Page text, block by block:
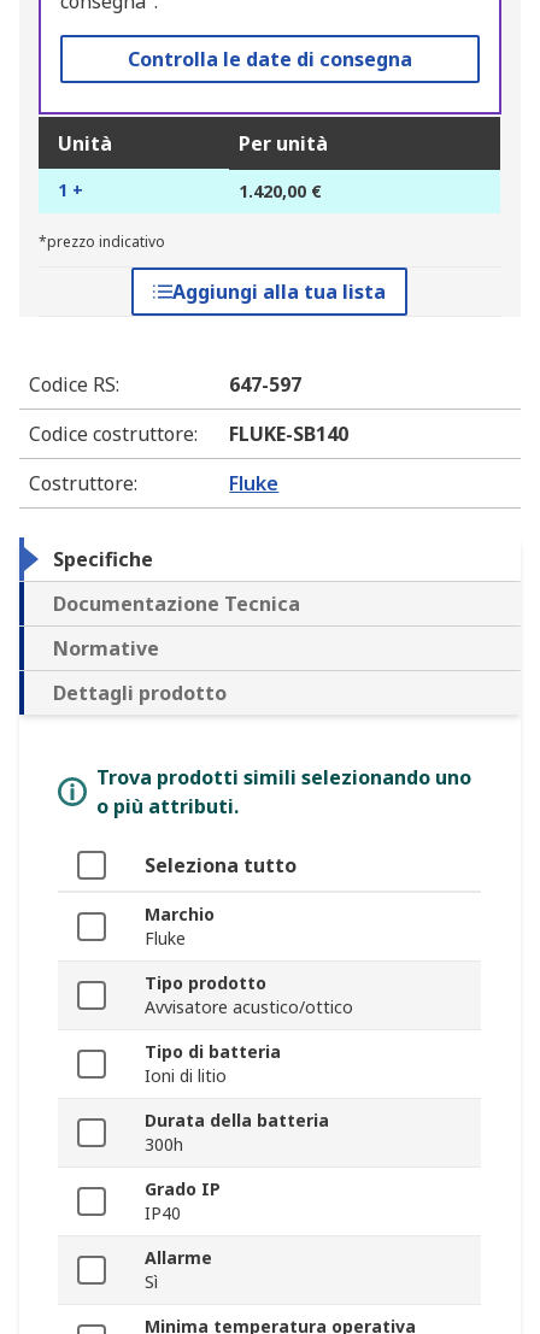
Controlla le date di consegna
Unità Per unità
1 + 1.420,00 €
*prezzo indicativo
Aggiungi alla tua lista
Codice RS:
647-597
Codice costruttore:
FLUKE-SB140
Costruttore: Fluke
Specifiche
Documentazione Tecnica
Normative
Dettagli prodotto
Trova prodotti simili selezionando uno
o più attributi.
Seleziona tutto
Marchio
Fluke
Tipo prodotto
Avvisatore acustico/ottico
Tipo di batteria
Ioni di litio
Durata della batteria
300h
Grado IP
IP40
Allarme
Sì
Minima temperatura operativa